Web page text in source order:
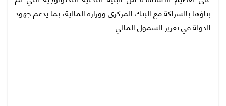
بناؤها بالشراكة مع البنك المركزي ووزارة المالية، بما يدعم جهود
الدولة في تعزيز الشمول المالي.